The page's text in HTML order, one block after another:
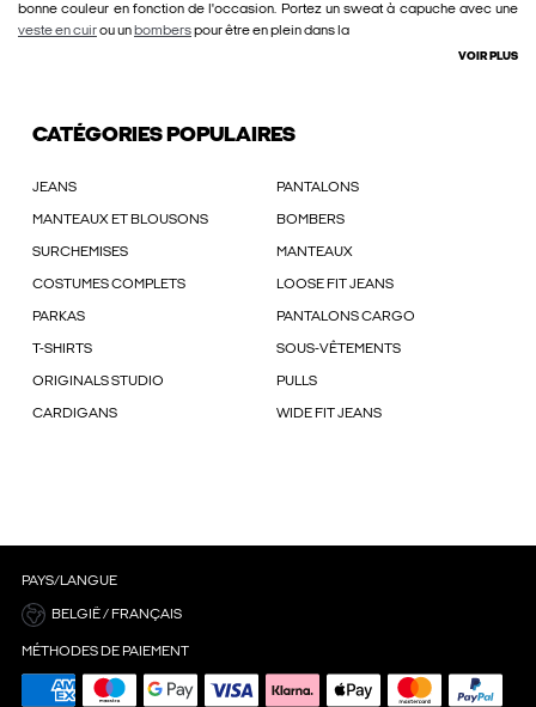
bonne couleur en fonction de l'occasion. Portez un sweat à capuche avec une
veste en cuirou un bomberspour être en plein dans la
VOIR PLUS
CATÉGORIES POPULAIRES
JEANS PANTALONS
MANTEAUX ET BLOUSONS BOMBERS
SURCHEMISES MANTEAUX
COSTUMES COMPLETS LOOSE FIT JEANS
PARKAS PANTALONS CARGO
T-SHIRTS SOUS-VÊTEMENTS
ORIGINALS STUDIO PULLS
CARDIGANS WIDE FIT JEANS
PAYS/LANGUE
BELGIË / FRANÇAIS
MÉTHODES DE PAIEMENT